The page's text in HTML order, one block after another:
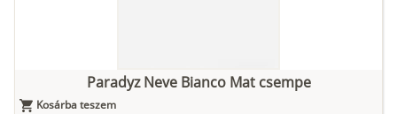
Paradyz Neve Bianco Mat csempe
Kosárba teszem